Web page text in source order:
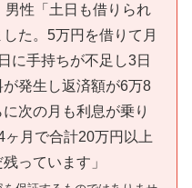
性「土日も借りられ
た。5万円を借りて月
に手持ちが不足し3日
発生し返済額が6万8
次の月も利息が乗り
月で合計20万円以上
っています」